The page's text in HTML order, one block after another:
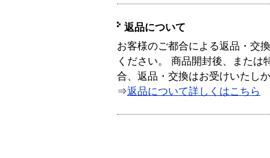
返品について
お客様のご都合による返品・交
ください。 商品開封後、または
合、返品・交換はお受けいたし
⇒返品について詳しくはこちら